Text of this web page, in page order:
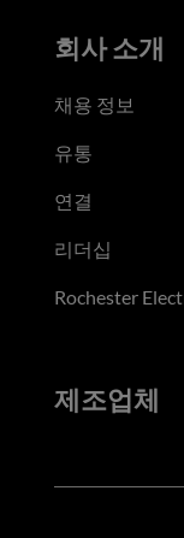
회사 소개
채용 정보
유통
연결
리더십
Rochester
제조업체